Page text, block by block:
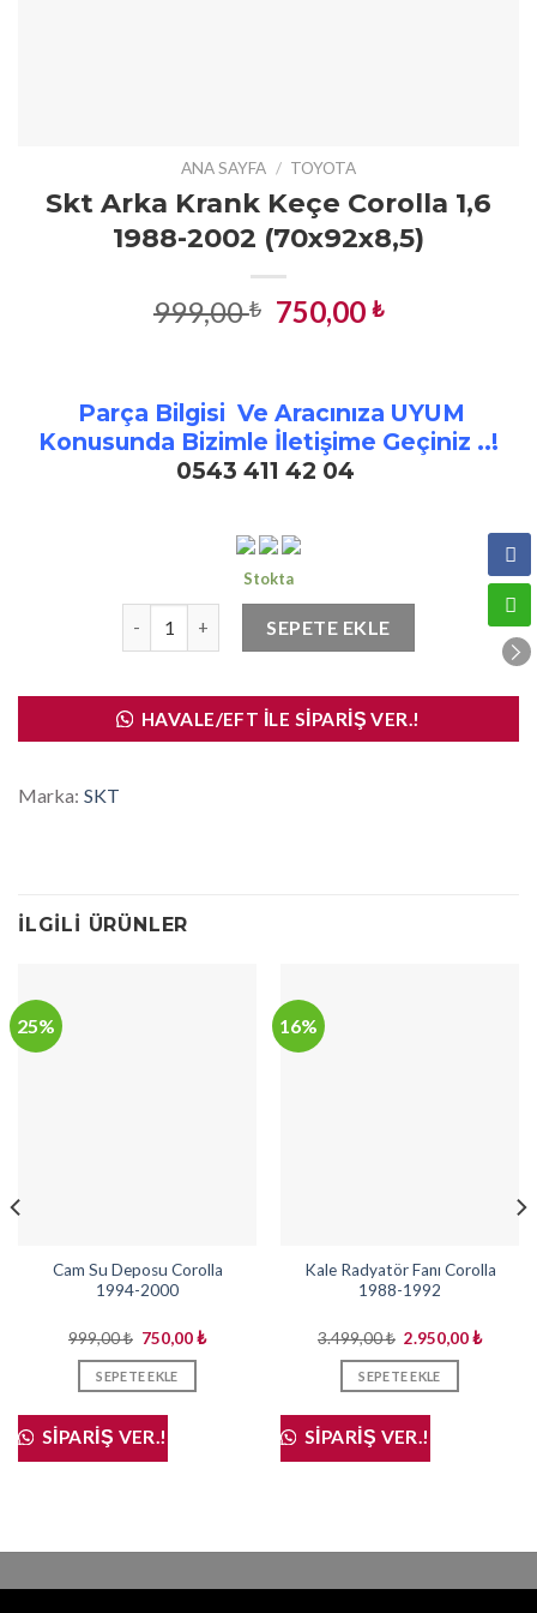
ANA SAYFA / TOYOTA
Skt Arka Krank Keçe Corolla 1,6
1988-2002 (70x92x8,5)
999,00₺ Orijinal
fiyat:
750,00₺Şu
750,00 ₺.
Parça Bilgisi Ve Aracınıza UYUM
Konusunda Bizimle İletişime Geçiniz ..!
0543 411 42 04
Stokta
Skt Arka Krank Keçe Corolla 1,6 1988-2002
SEPETE EKLE
HAVALE/EFT İLE SIPARIŞ VER.!
Marka: SKT
İLGILI ÜRÜNLER
25%
Cam Su Deposu Corolla
1994-2000
999,00₺ Orijinal
fiyat:
999,00 ₺.
750,00₺Şu
SEPETE EKLE
SIPARIŞ VER.!
16%
Kale Radyatör Fanı Corolla
1988-1992
3.499,00₺ Orijinal
3.499,00 ₺.
2.950,00₺Şu
SEPETE EKLE
SIPARIŞ VER.!
₺.